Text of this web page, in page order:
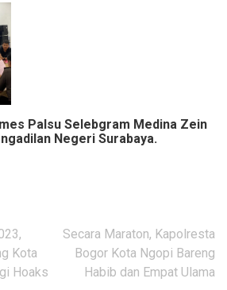
Palsu Selebgram Medina Zein
Negeri Surabaya.
Kota
Hoaks
Secara Maraton, Kapolresta
Bogor Kota Ngopi Bareng
Habib dan Empat Ulama